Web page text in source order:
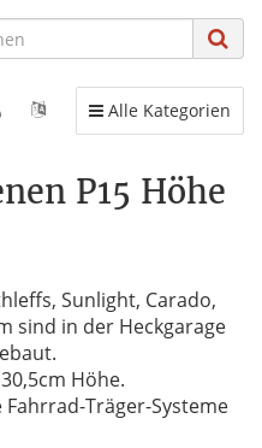
Toggle navigation
Alle Kategorien
P15 Höhe
Sunlight, Carado,
sind in der Heckgarage
Höhe.
Träger-Systeme